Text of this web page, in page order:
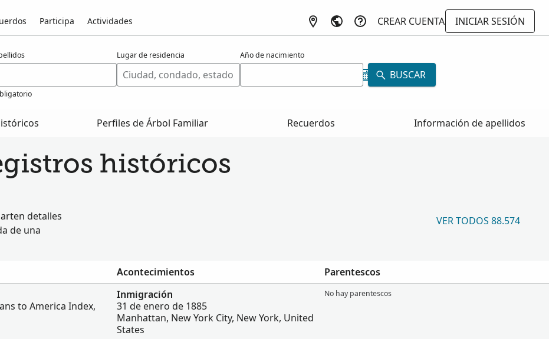
Participa Actividades CREAR CUENTA
INICIAR SESIÓN
Lugar de residencia Año de nacimiento
BUSCAR
Perfiles de Árbol Familiar Recuerdos Información de apellidos
históricos
detalles
de una
VER TODOS 88.574
Acontecimientos
Parentescos
to America Index,
Inmigración
31 de enero de 1885
Manhattan, New York City, New York, United
States
No hay parentescos